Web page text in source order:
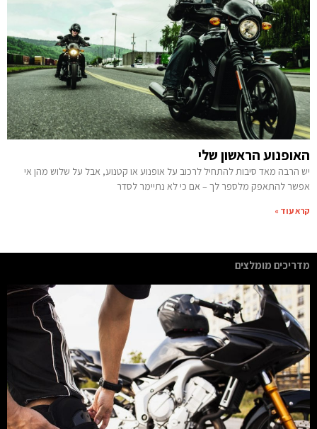
האופנוע הראשון שלי
יש הרבה מאד סיבות להתחיל לרכוב על אופנוע או קטנוע, אבל על שלוש מהן אי
אפשר להתאפק מלספר לך – אם כי לא נתיימר לסדר
קרא עוד »
מדריכים מומלצים